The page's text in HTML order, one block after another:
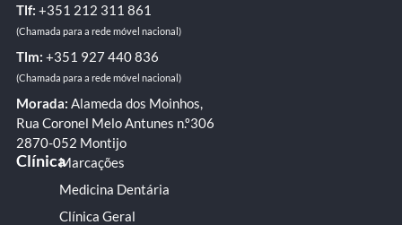
Tlf: +351 ‭212 311 861‬
(Chamada para a rede móvel nacional)
Tlm: +351 ‭927 440 836
(Chamada para a rede móvel nacional)
Morada: Alameda dos Moinhos,
Rua Coronel Melo Antunes n.º306
2870-052 Montijo
ClínicaMarcações
Medicina Dentária
Clínica Geral